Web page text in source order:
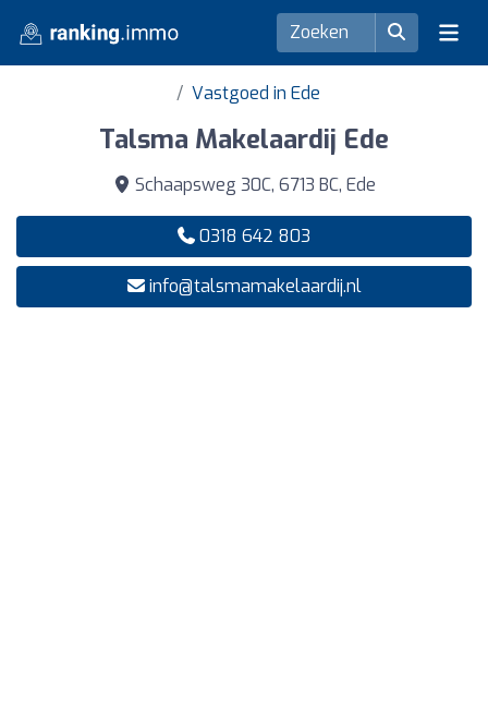
Vastgoed in Ede
Talsma Makelaardij Ede
Schaapsweg 30C, 6713 BC, Ede
0318 642 803
info@talsmamakelaardij.nl